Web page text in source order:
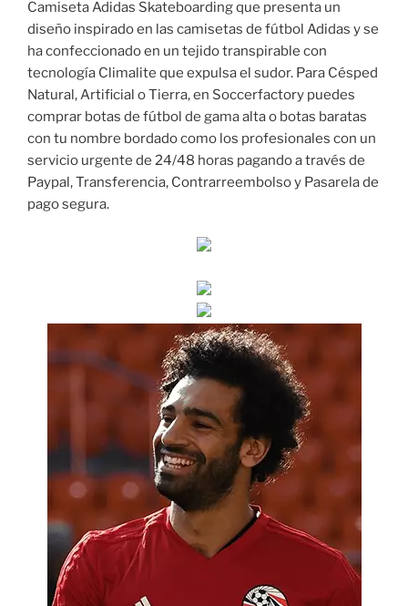
Camiseta Adidas Skateboarding que presenta un
diseño inspirado en las camisetas de fútbol Adidas y se
ha confeccionado en un tejido transpirable con
tecnología Climalite que expulsa el sudor. Para Césped
Natural, Artificial o Tierra, en Soccerfactory puedes
comprar botas de fútbol de gama alta o botas baratas
con tu nombre bordado como los profesionales con un
servicio urgente de 24/48 horas pagando a través de
Paypal, Transferencia, Contrarreembolso y Pasarela de
pago segura.